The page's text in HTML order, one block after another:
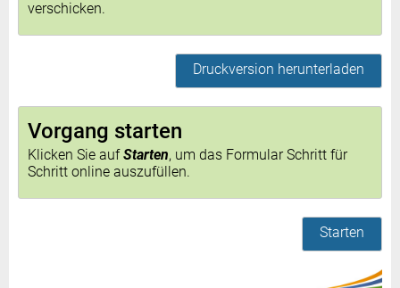
verschicken.
Druckversion herunterladen
Vorgang starten
Klicken Sie aufStarten, um das Formular Schritt für
Schritt online auszufüllen.
Starten